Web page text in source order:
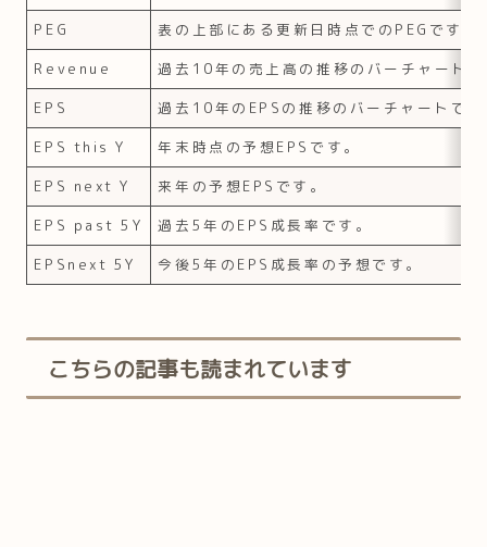
PEG
表の上部にある更新日時点でのPEGです。
Revenue
過去10年の売上高の推移のバーチャート
EPS
過去10年のEPSの推移のバーチャートで
EPS this Y
年末時点の予想EPSです。
EPS next Y
来年の予想EPSです。
EPS past 5Y
過去5年のEPS成長率です。
EPSnext 5Y
今後5年のEPS成長率の予想です。
こちらの記事も読まれています